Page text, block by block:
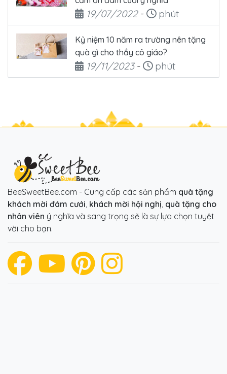
Ngày đăng
19/07/2022- Thời gian đọc
phút
Kỷ niệm 10 năm ra trường nên tặng
quà gì cho thầy cô giáo?
Ngày đăng
19/11/2023- Thời gian đọc
phút
BeeSweetBee.com - Cung cấp các sản phẩm quà tặng
khách mời đám cưới khách mời hội nghị quà tặng cho
nhân viên ý nghĩa và sang trọng sẽ là sự lựa chọn tuyệt
vời cho bạn.